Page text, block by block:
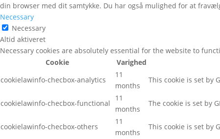
din browser med dit samtykke. Du har også mulighed for at
Necessary
Necessary
Altid aktiveret
Necessary cookies are absolutely essential for the website to
Cookie
Varighed
cookielawinfo-checbox-analytics
11
months
This cookie is set by
cookielawinfo-checbox-functional
11
months
The cookie is set by
cookielawinfo-checbox-others
11
months
This cookie is set by